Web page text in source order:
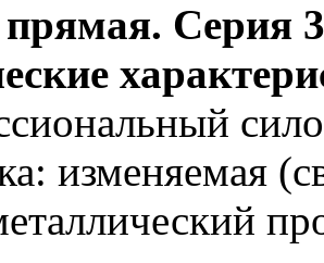
Серия
изменяемая